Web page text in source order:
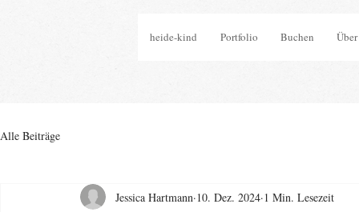
heide-kind Portfolio Buchen
Alle Beiträge
Jessica Hartmann 10. Dez. 2024 1 Min. Lesezeit